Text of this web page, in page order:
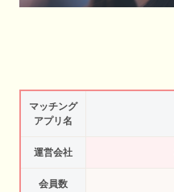
マッチング
アプリ名
運営会社
会員数